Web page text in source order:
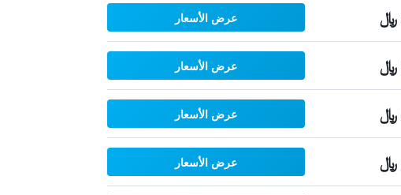
عرض الأسعار
عرض الأسعار
عرض الأسعار
عرض الأسعار